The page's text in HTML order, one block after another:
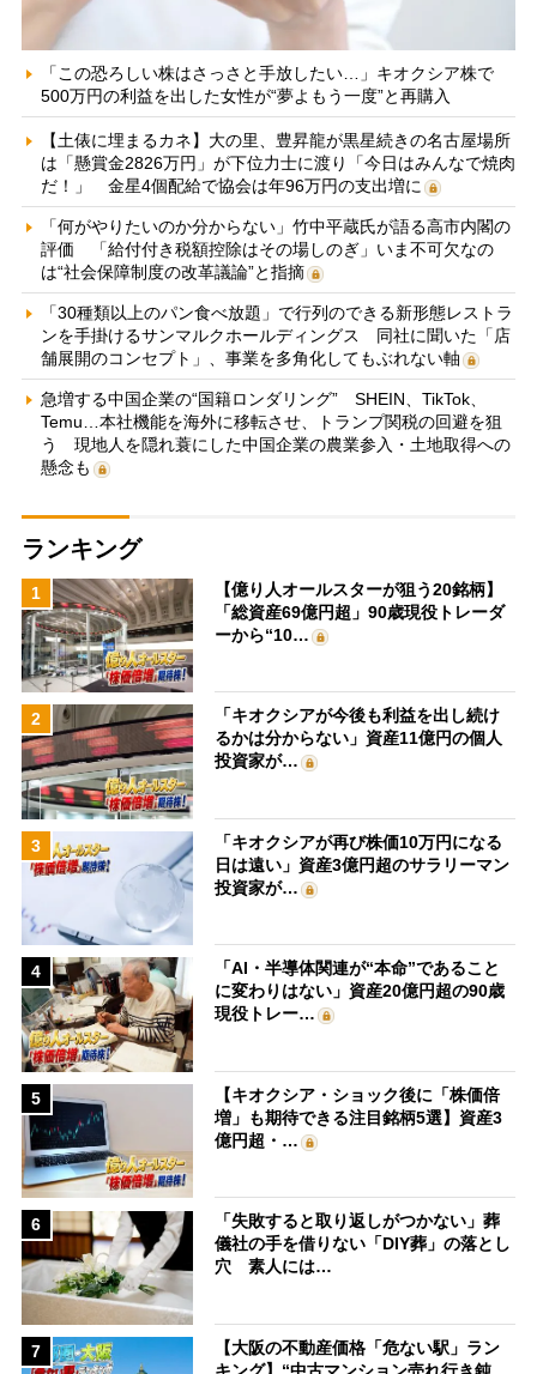
「この恐ろしい株はさっさと手放したい…」キオクシア株で
500万円の利益を出した女性が“夢よもう一度”と再購入
【土俵に埋まるカネ】大の里、豊昇龍が黒星続きの名古屋場所
は「懸賞金2826万円」が下位力士に渡り「今日はみんなで焼肉
だ！」 金星4個配給で協会は年96万円の支出増に
「何がやりたいのか分からない」竹中平蔵氏が語る高市内閣の
評価 「給付付き税額控除はその場しのぎ」いま不可欠なの
は“社会保障制度の改革議論”と指摘
「30種類以上のパン食べ放題」で行列のできる新形態レストラ
ンを手掛けるサンマルクホールディングス 同社に聞いた「店
舗展開のコンセプト」、事業を多角化してもぶれない軸
急増する中国企業の“国籍ロンダリング” SHEIN、TikTok、
Temu…本社機能を海外に移転させ、トランプ関税の回避を狙
う 現地人を隠れ蓑にした中国企業の農業参入・土地取得への
懸念も
ランキング
1
【億り人オールスターが狙う20銘柄】
「総資産69億円超」90歳現役トレーダ
ーから“10…
2
「キオクシアが今後も利益を出し続け
るかは分からない」資産11億円の個人
投資家が…
3
「キオクシアが再び株価10万円になる
日は遠い」資産3億円超のサラリーマン
投資家が…
4
「AI・半導体関連が“本命”であること
に変わりはない」資産20億円超の90歳
現役トレー…
5
【キオクシア・ショック後に「株価倍
増」も期待できる注目銘柄5選】資産3
億円超・…
6
「失敗すると取り返しがつかない」葬
儀社の手を借りない「DIY葬」の落とし
穴 素人には…
7
【大阪の不動産価格「危ない駅」ラン